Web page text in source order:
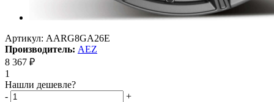
Артикул: AARG8GA26E
Производитель: AEZ
8 367 ₽
1
Нашли дешевле?
-
+